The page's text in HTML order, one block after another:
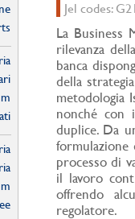
Jel codes:
La Business
rilevanza
banca
della
metodologia
nonché con
duplice. Da
formulazione
processo di
il lavoro
offrendo
regolatore.